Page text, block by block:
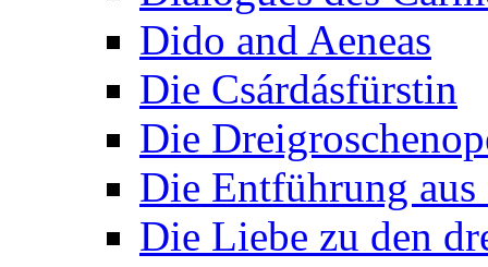
Dido and Aeneas
Die Csárdásfürstin
Die
Die Entführung aus
Die Liebe zu den